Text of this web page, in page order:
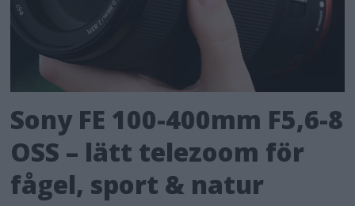
Sony FE 100-400mm F5,6-8
OSS – lätt telezoom för
fågel, sport & natur